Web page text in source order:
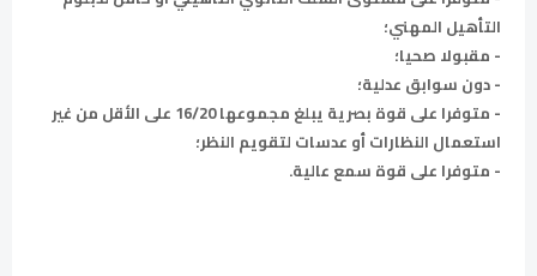
التأهيل المهني؛
- مقبولا صحيا؛
- دون سوابق عدلية؛
- متوفرا على قوة بصرية يبلغ مجموعها 16/20 على الأقل من غير
استعمال النظارات أو عدسات لتقويم النظر؛
- متوفرا على قوة سمع عالية.